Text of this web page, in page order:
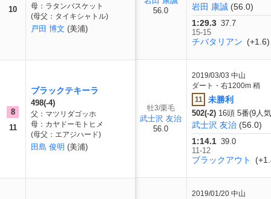
10
母：ラタンバスケット
(母父：タイキシャトル)
戸田 博文 (美浦)
8
11
ブラックテキーラ
498(-4)
父：マツリダゴッホ
母：カヤドーモトヒメ
(母父：エアジハード)
田島 俊明 (美浦)
56.0
岩田 康誠 (56.0)
1:29.3 37.7
15-15
チバタリアン (+1.6)
牡3/栗毛
武士沢 友治
56.0
2019/03/03 中山
ダート・右1200m 稍
11
未勝利
502(-2) 16頭 5番(9人
武士沢 友治 (56.0)
1:14.1 39.0
11-12
ブラックアウト
2019/01/20 中山